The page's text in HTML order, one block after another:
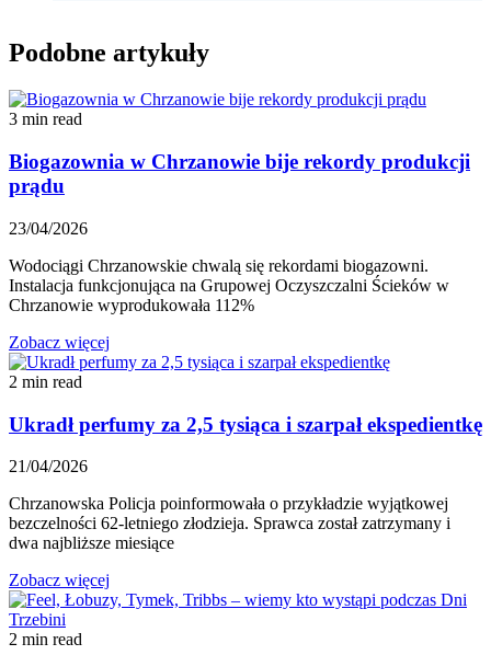
Podobne artykuły
3 min read
Biogazownia w Chrzanowie bije rekordy produkcji
prądu
23/04/2026
Wodociągi Chrzanowskie chwalą się rekordami biogazowni.
Instalacja funkcjonująca na Grupowej Oczyszczalni Ścieków w
Chrzanowie wyprodukowała 112%
Zobacz więcej
2 min read
Ukradł perfumy za 2,5 tysiąca i szarpał ekspedientkę
21/04/2026
Chrzanowska Policja poinformowała o przykładzie wyjątkowej
bezczelności 62-letniego złodzieja. Sprawca został zatrzymany i
dwa najbliższe miesiące
Zobacz więcej
2 min read